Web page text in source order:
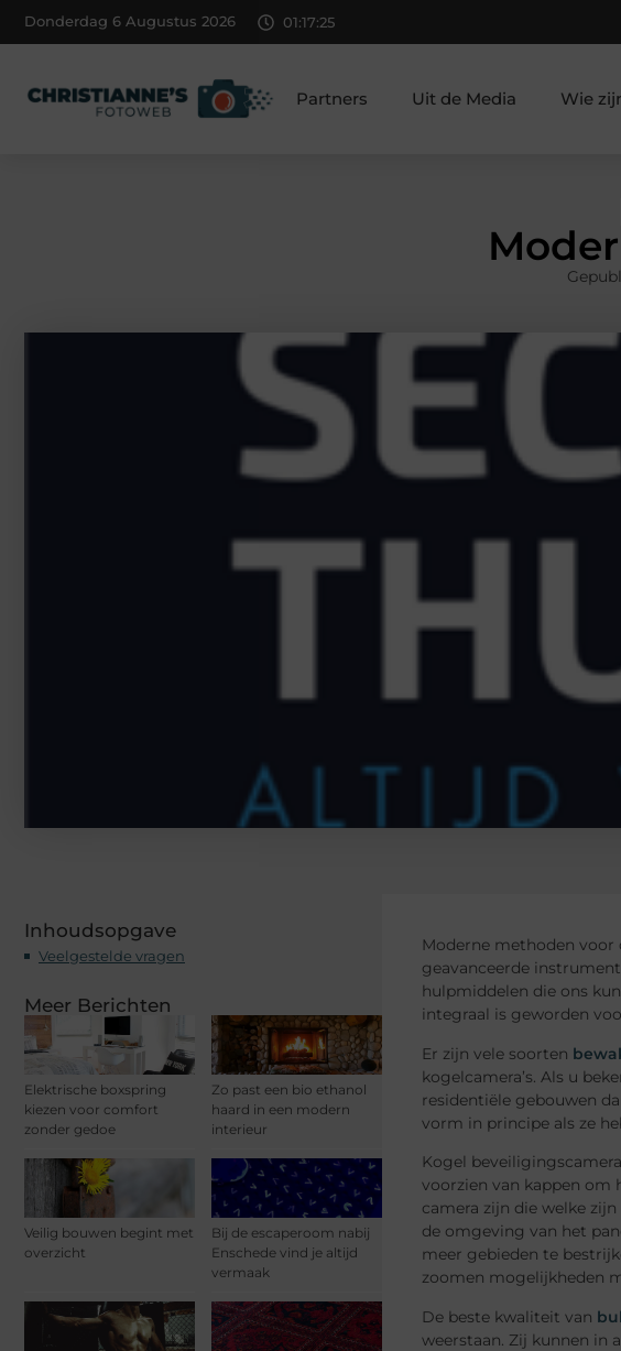
Donderdag 6 Augustus 2026 01:17:26
Partners Uit de Media Wie
Inhoudsopgave
Veelgestelde vragen
Meer Berichten
Elektrische boxspring
kiezen voor comfort
zonder gedoe
Zo past een bio ethanol
haard in een modern
interieur
Veilig bouwen begint met
overzicht
Bij de escaperoom nabij
Enschede vind je altijd
vermaak
Moderne methoden
geavanceerde
hulpmiddelen die ons
integraal is geworden
Er zijn vele soorten
kogelcamera’s. Als u
residentiële gebouwen
vorm in principe als ze
Kogel
voorzien van kappen om
camera zijn die welke
de omgeving van het
meer gebieden te
zoomen mogelijkheden
De beste kwaliteit van
weerstaan. Zij kunnen in